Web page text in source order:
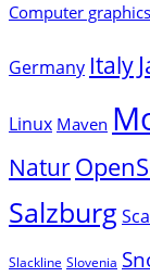
Computer graphics
Germany Italy
Linux Maven
Natur
Salzburg
Slackline Slovenia